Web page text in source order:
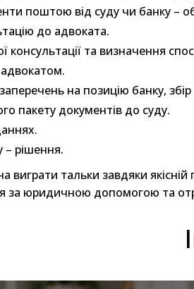
поштою від суду чи банку –
до адвоката.
та визначення
на позицію банку, збір
пакету документів до суду.
– рішення.
тальки завдяки якісній
за юридичною допомогою та